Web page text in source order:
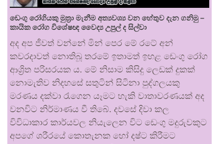
ඩෙංගු රෝගියකු ⁣මුත්‍රා මැනීම අත්‍යවශ්‍ය වන හේතුව දැන ගනිමු –
කායික රෝග විශේෂඥ වෛද්‍ය උපුල් ද සිල්වා
අද අප ජීවත් වන්නේ මින් පෙර මේ රටේ අන්
කවරදාවත් නොතිබූ තරමේ ඉතාමත් ඉහළ ඩෙංගු රෝග
ආශ්‍රිත පරිසරයක ය. මේ නිසාම කිසිදු ලෙඩක් දුකක්
නොමැතිව නිදහසේ සතුටින් සිටිනා පුද්ගලයකු
මරණය දක්වා රැගෙන යෑමට හැකි වාතාවරණයක් අද
වනවිට නිර්මාණය වී තිබේ. දවසේ දිවා කල
විවිධාකාර කාර්යවල නියැලෙන විට ඩෙංගු මදුරුවකුට
අපගේ ශරීරයේ කොතැනක හෝ දෂ්ට කිරීමට